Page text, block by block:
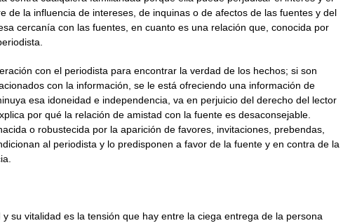
de la influencia de intereses, de inquinas o de afectos de las fuentes y del
cercanía con las fuentes, en cuanto es una relación que, conocida por
con el periodista para encontrar la verdad de los hechos; si son
con la información, se le está ofreciendo una información de
esa idoneidad e independencia, va en perjuicio del derecho del lector
por qué la relación de amistad con la fuente es desaconsejable.
o robustecida por la aparición de favores, invitaciones, prebendas,
al periodista y lo predisponen a favor de la fuente y en contra de la
su vitalidad es la tensión que hay entre la ciega entrega de la persona